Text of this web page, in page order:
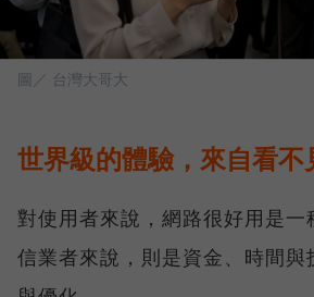
圖／ 台灣大哥大
世界級的體驗，來自看不
對使用者來說，網路很好用是一
信業者來說，則是資金、時間與